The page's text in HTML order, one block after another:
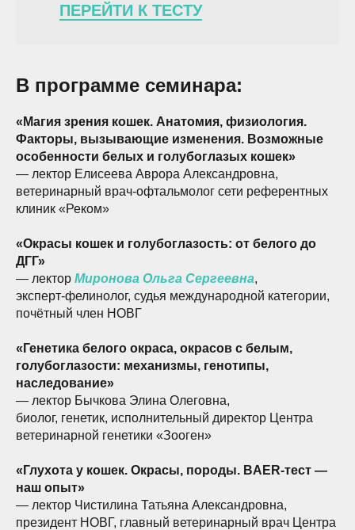
ПЕРЕЙТИ К ТЕСТУ
В программе семинара:
«Магия зрения кошек. Анатомия, физиология.
Факторы, вызывающие изменения. Возможные
особенности белых и голубоглазых кошек»
— лектор Елисеева Аврора Александровна,
ветеринарный врач-офтальмолог сети референтных
клиник «Реком»
«Окрасы кошек и голубоглазость: от белого до
ДГГ»
— лектор Миронова Ольга Сергеевна,
эксперт-фелинолог, судья международной категории,
почётный член НОВГ
«Генетика белого окраса, окрасов с белым,
голубоглазости: механизмы, генотипы,
наследование»
— лектор Бычкова Элина Олеговна,
биолог, генетик, исполнительный директор Центра
ветеринарной генетики «Зооген»
«Глухота у кошек. Окрасы, породы. BAER-тест —
наш опыт»
— лектор Чистилина Татьяна Александровна,
президент НОВГ, главный ветеринарный врач Центра